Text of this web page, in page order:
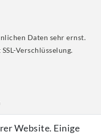
Daten sehr ernst.
Verschlüsselung.
Website. Einige